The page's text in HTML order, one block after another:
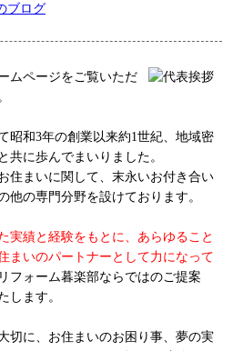
ブログ
ムページをご覧いただ
昭和3年の創業以来約1世紀、地域密
共に歩んでまいりました。
住まいに関して、末永いお付き合い
他の専門分野を設けております。
実績と経験をもとに、あらゆること
まいのパートナーとして力になって
フォーム暮楽部ならではのご提案
します。
切に、お住まいのお困り事、夢の実